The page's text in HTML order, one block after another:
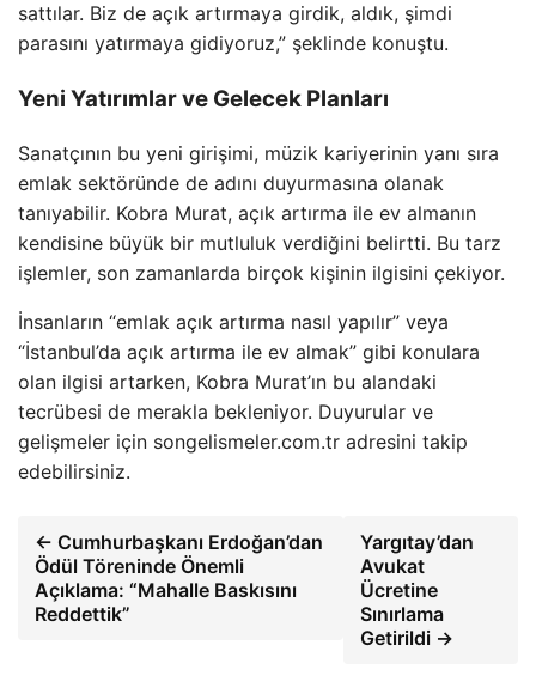
sattılar. Biz de açık artırmaya girdik, aldık, şimdi
parasını yatırmaya gidiyoruz,” şeklinde konuştu.
Yeni Yatırımlar ve Gelecek Planları
Sanatçının bu yeni girişimi, müzik kariyerinin yanı sıra
emlak sektöründe de adını duyurmasına olanak
tanıyabilir. Kobra Murat, açık artırma ile ev almanın
kendisine büyük bir mutluluk verdiğini belirtti. Bu tarz
işlemler, son zamanlarda birçok kişinin ilgisini çekiyor.
İnsanların “emlak açık artırma nasıl yapılır” veya
“İstanbul’da açık artırma ile ev almak” gibi konulara
olan ilgisi artarken, Kobra Murat’ın bu alandaki
tecrübesi de merakla bekleniyor. Duyurular ve
gelişmeler için songelismeler.com.tr adresini takip
edebilirsiniz.
← Cumhurbaşkanı Erdoğan’dan
Ödül Töreninde Önemli
Açıklama: “Mahalle Baskısını
Reddettik”
Yargıtay’dan
Avukat
Ücretine
Sınırlama
Getirildi →